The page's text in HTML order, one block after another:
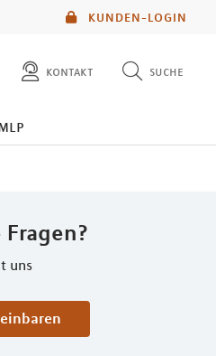
KUNDEN-LOGIN
kontakt suche
website durchsuchen
Fragen?
uns